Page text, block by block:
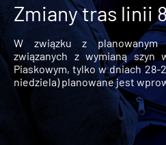
Zmiany tras linii
W związku z planowanym
związanych z wymianą
Piaskowym, tylko w dniach
niedziela) planowane jest